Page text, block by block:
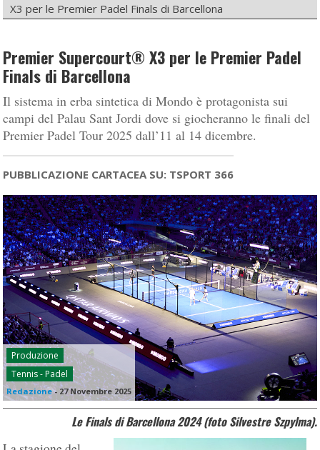
X3 per le Premier Padel Finals di Barcellona
Premier Supercourt® X3 per le Premier Padel
Finals di Barcellona
Il sistema in erba sintetica di Mondo è protagonista sui
campi del Palau Sant Jordi dove si giocheranno le finali del
Premier Padel Tour 2025 dall’11 al 14 dicembre.
PUBBLICAZIONE CARTACEA SU: TSPORT 366
Produzione
Tennis - Padel
Redazione- 27 Novembre 2025
Le Finals di Barcellona 2024 (fotoSilvestre Szpylma).